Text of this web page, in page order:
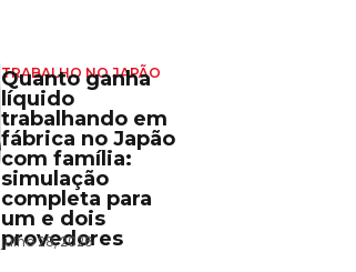
TRABALHO NO JAPÃO
Quanto ganha
líquido
trabalhando em
fábrica no Japão
com família:
simulação
completa para
um e dois
provedores
julho 28, 2026